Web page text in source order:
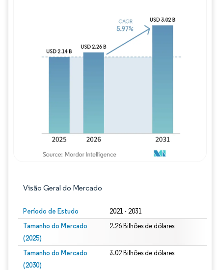
Visão Geral do Mercado
Período de Estudo 2021 - 2031
Tamanho do Mercado
(2025)
2.26 Bilhões de dólares
Tamanho do Mercado
(2030)
3.02 Bilhões de dólares